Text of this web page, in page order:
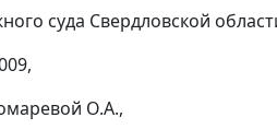
суда Свердловской
О.А.,